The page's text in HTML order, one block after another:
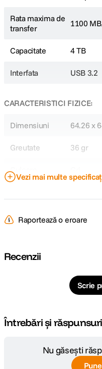
Rata maxima de
transfer
1100
Capacitate 4 TB
Interfata USB 3.2
CARACTERISTICI FIZICE:
Dimensiuni 64.26 x
Greutate 36 gr
Culoare
DETALII PRODUCATOR
Cod producator CSSD-
Vezi mai multe
Raportează o eroare
Recenzii
Scrie
Întrebări și răspunsuri
Nu găsești